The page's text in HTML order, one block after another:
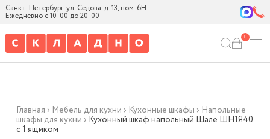
Санкт-Петербург, ул. Седова, д. 13, пом. 6Н
Ежедневно с 10-00 до 20-00
0
Главная › Мебель для кухни › Кухонные шкафы › Напольные
шкафы для кухни › Кухонный шкаф напольный Шале ШН1Я40
с 1 ящиком